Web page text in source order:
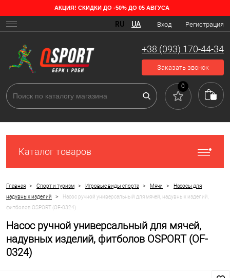
АКЦИЯ! СКИДКИ ДО -50% ДО 05 АВГУСА
Вход Регистрация
RU UA
+38 (093) 170-44-34
Заказать звонок
0
Каталог товаров
Главная > Спорт и туризм > Игровые виды спорта > Мячи >
Насосы для
надувных изделий
>
Насос ручной универсальный для мячей, надувных изделий,
фитболов OSPORT (OF-0324)
Насос ручной универсальный для мячей,
надувных изделий, фитболов OSPORT (OF-
0324)